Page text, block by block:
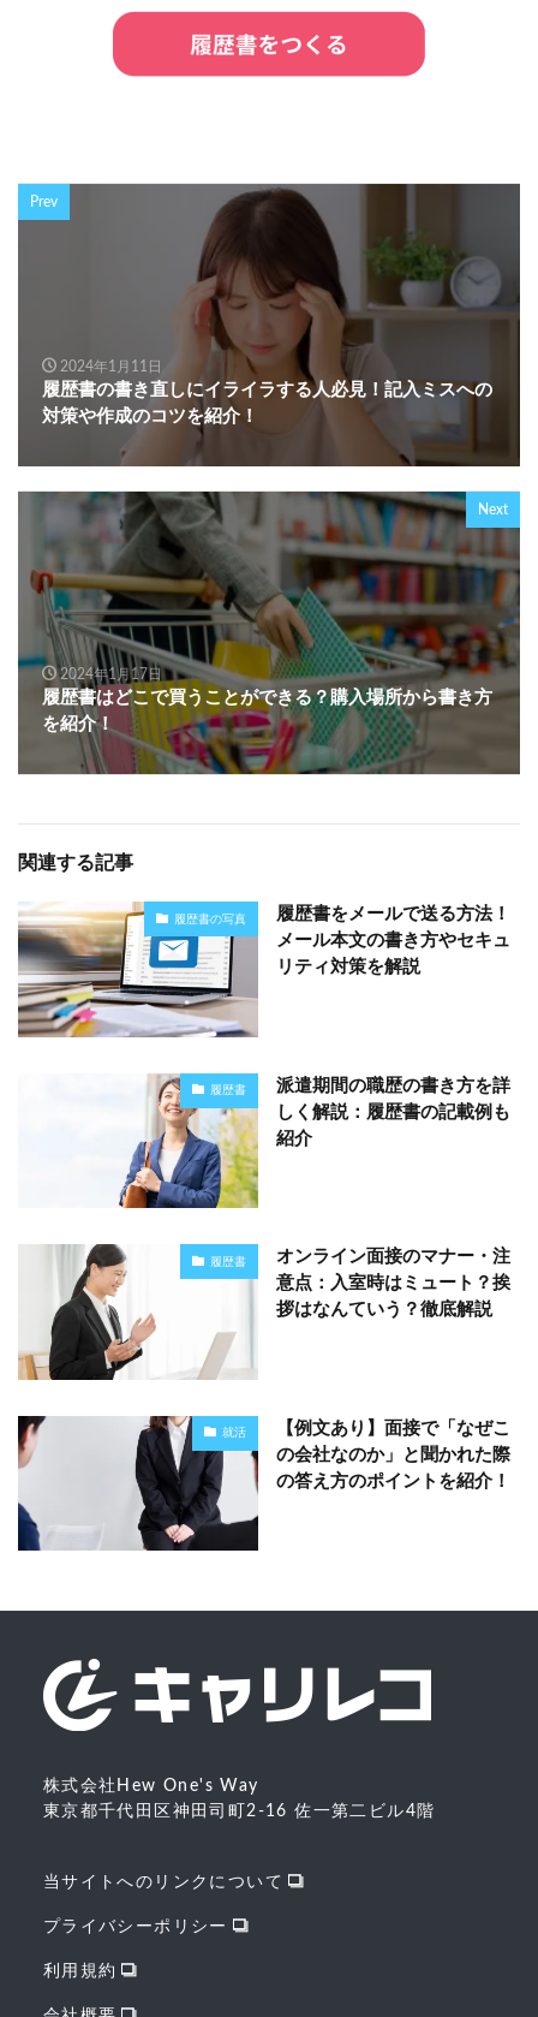
Prev
2024年1月11日
履歴書の書き直しにイライラする人必見！記入ミスへの
対策や作成のコツを紹介！
Next
2024年1月17日
履歴書はどこで買うことができる？購入場所から書き方
を紹介！
関連する記事
履歴書の写真
履歴書をメールで送る方法！
メール本文の書き方やセキュ
リティ対策を解説
履歴書
派遣期間の職歴の書き方を詳
しく解説：履歴書の記載例も
紹介
履歴書
オンライン面接のマナー・注
意点：入室時はミュート？挨
拶はなんていう？徹底解説
就活
【例文あり】面接で「なぜこ
の会社なのか」と聞かれた際
の答え方のポイントを紹介！
株式会社Hew One's Way
東京都千代田区神田司町2-16 佐一第二ビル4階
当サイトへのリンクについて
プライバシーポリシー
利用規約